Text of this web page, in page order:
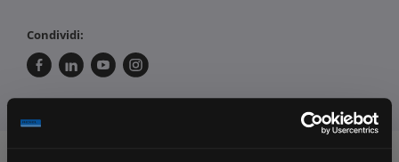
Condividi: